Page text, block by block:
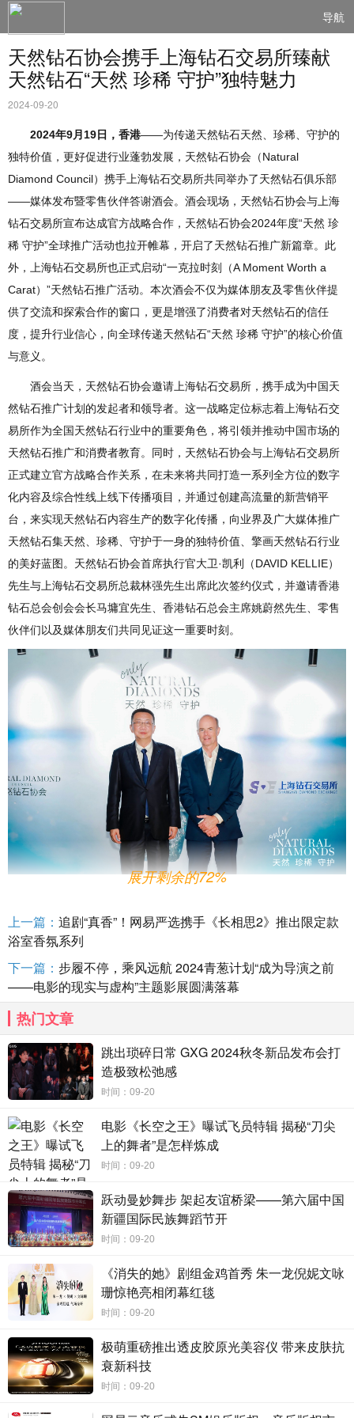
导航
天然钻石协会携手上海钻石交易所臻献
天然钻石“天然 珍稀 守护”独特魅力
2024-09-20
2024年9月19日，香港——为传递天然钻石天然、珍稀、守护的
独特价值，更好促进行业蓬勃发展，天然钻石协会（Natural
Diamond Council）携手上海钻石交易所共同举办了天然钻石俱乐部
——媒体发布暨零售伙伴答谢酒会。酒会现场，天然钻石协会与上海
钻石交易所宣布达成官方战略合作，天然钻石协会2024年度“天然 珍
稀 守护”全球推广活动也拉开帷幕，开启了天然钻石推广新篇章。此
外，上海钻石交易所也正式启动“一克拉时刻（A Moment Worth a
Carat）”天然钻石推广活动。本次酒会不仅为媒体朋友及零售伙伴提
供了交流和探索合作的窗口，更是增强了消费者对天然钻石的信任
度，提升行业信心，向全球传递天然钻石“天然 珍稀 守护”的核心价值
与意义。
酒会当天，天然钻石协会邀请上海钻石交易所，携手成为中国天
然钻石推广计划的发起者和领导者。这一战略定位标志着上海钻石交
易所作为全国天然钻石行业中的重要角色，将引领并推动中国市场的
天然钻石推广和消费者教育。同时，天然钻石协会与上海钻石交易所
正式建立官方战略合作关系，在未来将共同打造一系列全方位的数字
化内容及综合性线上线下传播项目，并通过创建高流量的新营销平
台，来实现天然钻石内容生产的数字化传播，向业界及广大媒体推广
天然钻石集天然、珍稀、守护于一身的独特价值、擎画天然钻石行业
的美好蓝图。天然钻石协会首席执行官大卫·凯利（DAVID KELLIE）
先生与上海钻石交易所总裁林强先生出席此次签约仪式，并邀请香港
钻石总会创会会长马墉宜先生、香港钻石总会主席姚蔚然先生、零售
伙伴们以及媒体朋友们共同见证这一重要时刻。
左：上海钻石交易所总裁林强先生
晚宴于维多利亚港上的海景餐厅拉开序幕，时尚的镜面长廊、光
影交错，处处展现此次活动的匠心独具。现场嘉宾们近距离欣赏维港
流光华彩的夜景，感受美食、美酒与现场氛围带来的一场极致感官盛
宴。
酒会现场播放了“钻石的真相”、“红毯上的钻石”、“钻石的奇妙之
旅”等一系列视频，让现场嘉宾们对天然钻石这一地球上的珍稀自然瑰
宝及其所承载的“天然 珍稀 守护”深厚内涵有了更深入的了解—— “天
然”意味着每颗天然钻石的形成过程需要数十亿年，这些极为稀有且坚
不可摧的自然奇迹在地球深处形成，并随着史前火山的喷发来到地球
表面，是人们可触碰到的最为古老的珍宝；“珍稀”是指地球内部的极
端条件以及困难复杂的钻石开采和加工过程造就了天然钻石的独特品
质，使其供应相对有限；而“守护”则象征着天然钻石不仅是地球深处
人民与当地经济作出了卓越贡献。
现场还布置了钻石验真特别体验，专业且新奇的互动方式吸引了
石和培育钻石，学会分辨在地球深处孕育数十亿年的天然钻石与培育
钻石的差异，深刻体会天然钻石源于天然、独一无二、无可复制的魅
力。
展开剩余的72%
上一篇： 追剧“真香”！网易严选携手《长相思2》推出限定款
浴室香氛系列
下一篇： 步履不停，乘风远航 2024青葱计划“成为导演之前
——电影的现实与虚构”主题影展圆满落幕
热门文章
跳出琐碎日常 GXG 2024秋冬新品发布会打
造极致松弛感
时间：09-20
电影《长空之王》曝试飞员特辑 揭秘“刀尖
上的舞者”是怎样炼成
时间：09-20
跃动曼妙舞步 架起友谊桥梁——第六届中国
新疆国际民族舞蹈节开
时间：09-20
《消失的她》剧组金鸡首秀 朱一龙倪妮文咏
珊惊艳亮相闭幕红毯
时间：09-20
极萌重磅推出透皮胶原光美容仪 带来皮肤抗
衰新科技
时间：09-20